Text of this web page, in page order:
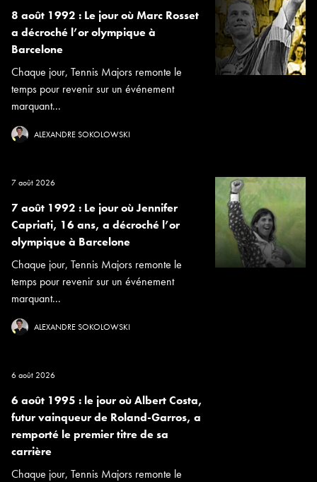
8 août 1992 : Le jour où Marc Rosset
a décroché l’or olympique à
Barcelone
Chaque jour, Tennis Majors remonte le
temps pour revenir sur un événement
marquant...
ALEXANDRE SOKOLOWSKI
7 août 2026
7 août 1992 : Le jour où Jennifer
Capriati, 16 ans, a décroché l’or
olympique à Barcelone
Chaque jour, Tennis Majors remonte le
temps pour revenir sur un événement
marquant...
ALEXANDRE SOKOLOWSKI
6 août 2026
6 août 1995 : le jour où Albert Costa,
futur vainqueur de Roland-Garros, a
remporté le premier titre de sa
carrière
Chaque jour, Tennis Majors remonte le